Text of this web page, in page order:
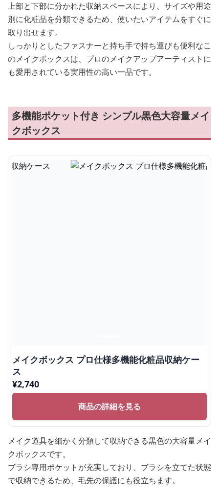
上部と下部に分かれた収納スペースにより、サイズや用途
別に化粧品を分類できるため、使いたいアイテムをすぐに
取り出せます。
しっかりとしたファスナーと持ち手で持ち運びも便利なこ
のメイクボックスは、プロのメイクアップアーティストに
も愛用されている実用性の高い一品です。
多機能ポケット付き シンプル黒色大容量メイ
クボックス
メイクボックス プロ仕様多機能化粧品収納ケー
ス
¥2,740
商品の詳細を見る
メイク道具を細かく分類して収納できる黒色の大容量メイ
クボックスです。
ブラシ専用ポケットが充実しており、ブラシを立てた状態
で収納できるため、毛先の保護にも役立ちます。